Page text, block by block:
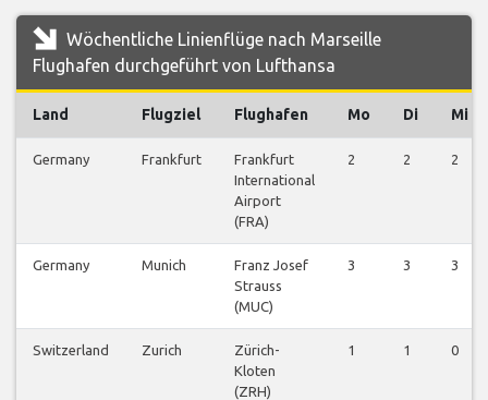
Wöchentliche Linienflüge nach Marseille
Flughafen durchgeführt von Lufthansa
Land Flugziel Flughafen Mo Di Mi
Germany Frankfurt
Frankfurt
International
Airport
(FRA)
2 2 2
Germany Munich
Franz Josef
Strauss
(MUC)
3 3 3
Switzerland Zurich
Zürich-
Kloten
(ZRH)
1 1 0